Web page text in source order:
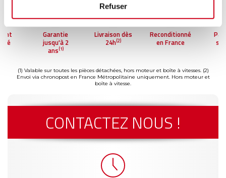
Refuser
Garantie
jusqu'à 2
ans(1)
Livraison dès
24h(2)
Reconditionné
en France
(1) Valable sur toutes les pièces détachées, hors moteur et boîte à vitesses. (2)
Envoi via chronopost en France Métropolitaine uniquement. Hors moteur et
boîte à vitesse.
CONTACTEZ NOUS !